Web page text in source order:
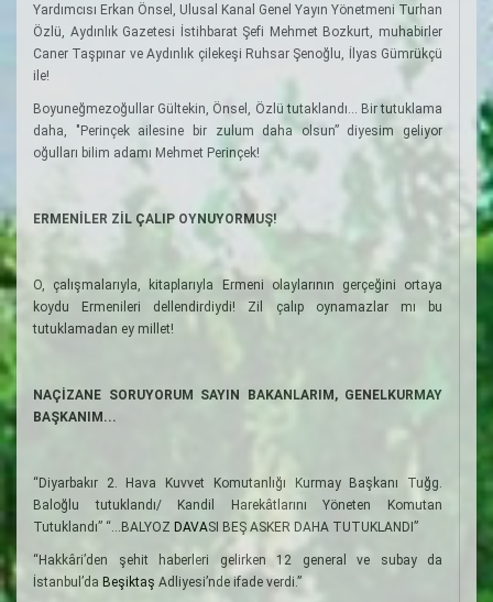
Yardımcısı Erkan Önsel, Ulusal Kanal Genel Yayın Yönetmeni Turhan
Özlü, Aydınlık Gazetesi İstihbarat Şefi Mehmet Bozkurt, muhabirler
Caner Taşpınar ve Aydınlık çilekeşi Ruhsar Şenoğlu, İlyas Gümrükçü
ile!
Boyuneğmezoğullar Gültekin, Önsel, Özlü tutaklandı... Bir tutuklama
daha, "Perinçek ailesine bir zulum daha olsun” diyesim geliyor
oğulları bilim adamı Mehmet Perinçek!
ERMENİLER ZİL ÇALIP OYNUYORMUŞ!
O, çalışmalarıyla, kitaplarıyla Ermeni olaylarının gerçeğini ortaya
koydu Ermenileri dellendirdiydi! Zil çalıp oynamazlar mı bu
tutuklamadan ey millet!
NAÇİZANE SORUYORUM SAYIN BAKANLARIM, GENELKURMAY
BAŞKANIM...
“Diyarbakır 2. Hava Kuvvet Komutanlığı Kurmay Başkanı Tuğg.
Baloğlu tutuklandı/ Kandil Harekâtlarını Yöneten Komutan
Tutuklandı” “...BALYOZ DAVASI BEŞ ASKER DAHA TUTUKLANDI”
“Hakkâri’den şehit haberleri gelirken 12 general ve subay da
İstanbul’da Beşiktaş Adliyesi’nde ifade verdi.”